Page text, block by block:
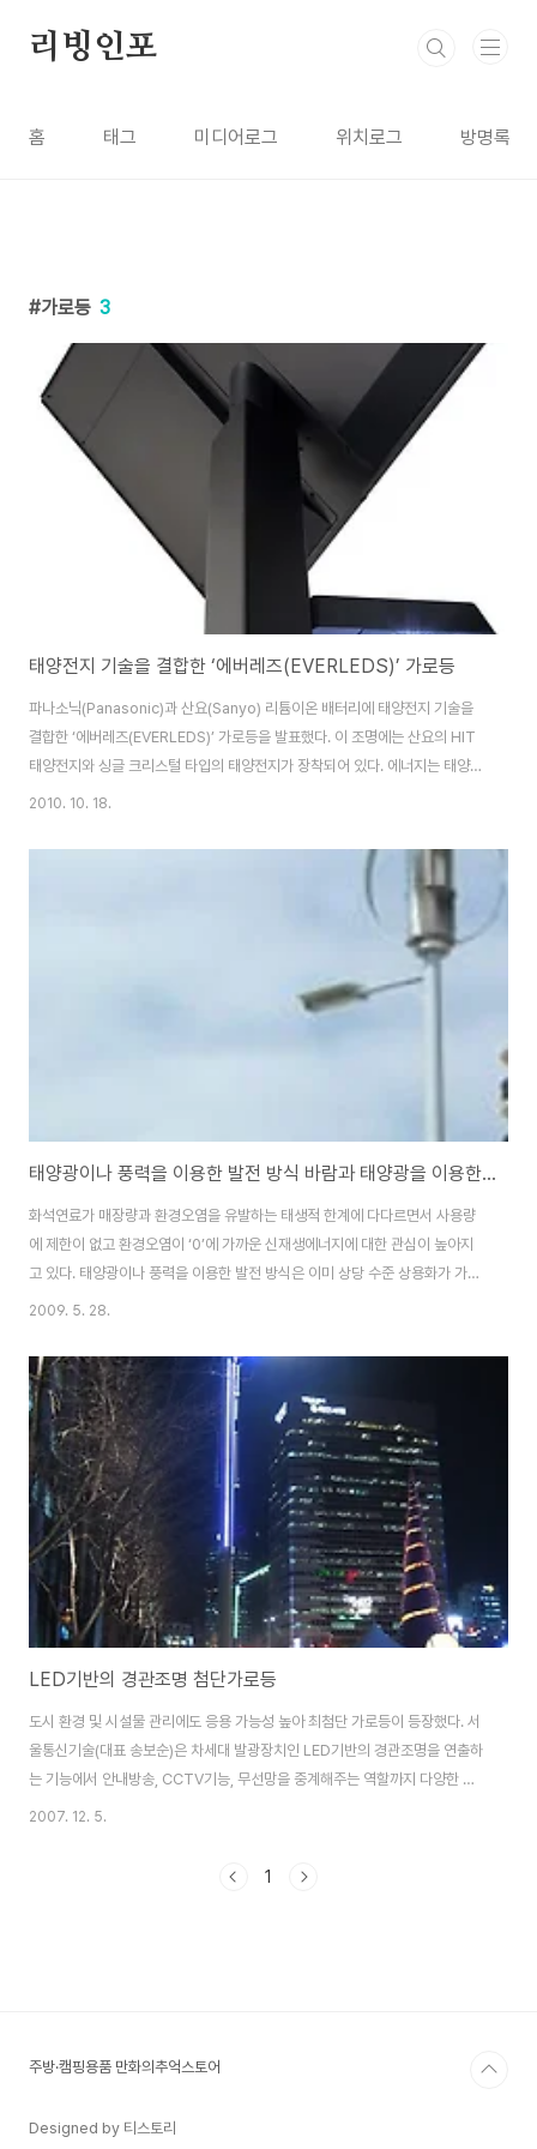
리빙인포
홈 태그 미디어로그 위치로그 방명록
가로등 3
태양전지 기술을 결합한 ‘에버레즈(EVERLEDS)’ 가로등
파나소닉(Panasonic)과 산요(Sanyo) 리튬이온 배터리에 태양전지 기술을
결합한 ‘에버레즈(EVERLEDS)’ 가로등을 발표했다. 이 조명에는 산요의 HIT
태양전지와 싱글 크리스털 타입의 태양전지가 장착되어 있다. 에너지는 태양전
지에서 생성되어 패널 뒷면에 붙어 있는 리튬이온 배터리에 저장된 뒤 효율성
터리를 별도로 설치할 필요가 없기 때문에 환경에 미치는 영향도 최소화할 수
있다. 크기가 작고 디자인 면에서도 뛰어나 학교, 공원, 거리, 주택가, 야외 공공
http://denko.panasonic.biz/Ebox/everleds/special/point/index.html
2010. 10. 18.
태양광이나 풍력을 이용한 발전 방식 바람과 태양광을 이용한 가로등 ‘윈디럭스’
화석연료가 매장량과 환경오염을 유발하는 태생적 한계에 다다르면서 사용량
에 제한이 없고 환경오염이 ‘0’에 가까운 신재생에너지에 대한 관심이 높아지
고 있다. 태양광이나 풍력을 이용한 발전 방식은 이미 상당 수준 상용화가 가능
한 수준에 이르렀다. 물론 친환경 발전시스템의 경우도 발전원에 있어서는 환
되어야 하며 이 인프라가 과연 환경친화적인지에 대한 의문이 있는 것이 사실
이다. 이러한 때에 최근 프랑스 윈델라(Windela)에서는 어떤 전기 배관망도
필요가 없는 태양광을 이용한 가로등을 선보였다. ‘윈디럭스(Windelux)’라는
이름의 이 제품은 소형의 수직형 풍력 터빈과 태양광 PV 패널을 통하여 전력을
생산할 수 있다. ‘윈디럭스’..
2009. 5. 28.
LED기반의 경관조명 첨단가로등
도시 환경 및 시설물 관리에도 응용 가능성 높아 최첨단 가로등이 등장했다. 서
울통신기술(대표 송보순)은 차세대 발광장치인 LED기반의 경관조명을 연출하
는 기능에서 안내방송, CCTV기능, 무선망을 중계해주는 역할까지 다양한 기
능을 수행하는 첨단 지능형 가로등을 개발해 청계광장 4곳에 설치, 시범운영에
스포츠 생중계, 주변 관광정보, 지역 홍보영상 상영, 지역 광고 등 생생한 모습
2007. 12. 5.
1
주방·캠핑용품 만화의추억스토어
Designed by 티스토리